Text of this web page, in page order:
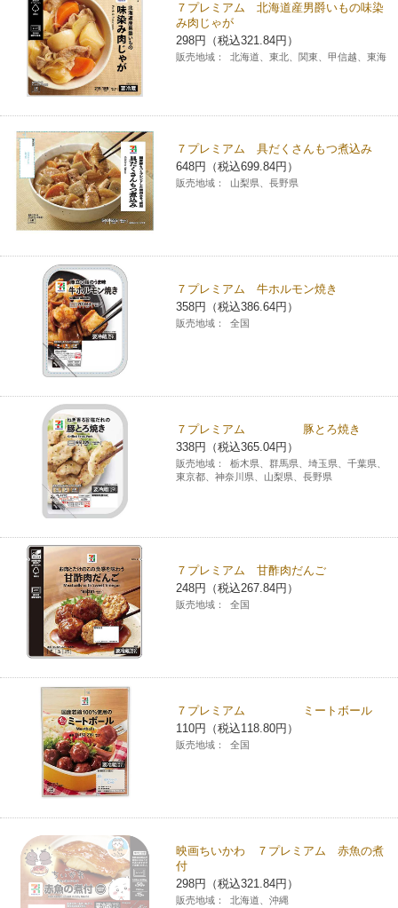
７プレミアム 北海道産男爵いもの味染
み肉じゃが
298円（税込321.84円）
販売地域： 北海道、東北、関東、甲信越、東海
７プレミアム 具だくさんもつ煮込み
648円（税込699.84円）
販売地域： 山梨県、長野県
７プレミアム 牛ホルモン焼き
358円（税込386.64円）
販売地域： 全国
７プレミアム 豚とろ焼き
338円（税込365.04円）
販売地域：
栃木県、群馬県、埼玉県、千葉県、
東京都、神奈川県、山梨県、長野県
７プレミアム 甘酢肉だんご
248円（税込267.84円）
販売地域： 全国
７プレミアム ミートボール
110円（税込118.80円）
販売地域： 全国
映画ちいかわ ７プレミアム 赤魚の煮
付
298円（税込321.84円）
販売地域： 北海道、沖縄